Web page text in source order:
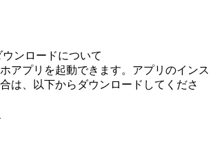
ンロードについて
アプリを起動できます。アプリのインス
は、以下からダウンロードしてくださ